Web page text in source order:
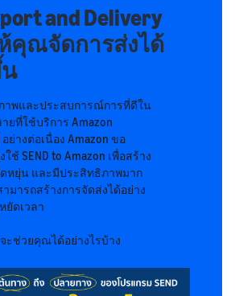
and Delivery
ห้คุณจัดการส่งได้
าพและประสบการณ์การที่ดีใน
ยที่ใช้บริการ Amazon
อย่างต่อเนื่อง Amazon ขอ
SEND to Amazon เพื่อสร้าง
ดหยุ่น และมีประสิทธิภาพมาก
ารถสร้างการจัดส่งได้อย่าง
ยัดเวลา
ะช่วยคุณได้อย่างไรบ้าง